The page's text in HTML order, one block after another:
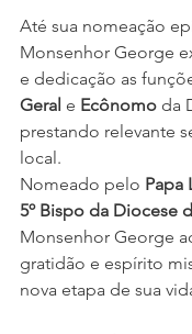
Até sua nomeação
Monsenhor George
e dedicação as
Geral e Ecônomo da
prestando relevante
local.
Nomeado pelo Papa
5º Bispo da Diocese
Monsenhor George
gratidão e espírito
nova etapa de sua